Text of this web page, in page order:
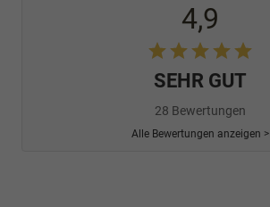
4,9
SEHR GUT
28 Bewertungen
Alle Bewertungen anzeigen >